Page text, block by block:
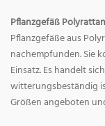
Pflanzgefäß Polyrattan
Pflanzgefäße aus
nachempfunden. Sie
Einsatz. Es handelt
witterungsbeständig
Größen angeboten